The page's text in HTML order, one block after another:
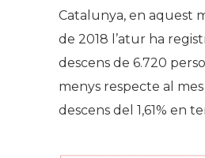
Catalunya, en aquest
de 2018 l’atur ha
descens de 6.720
menys respecte al
descens del 1,61% en